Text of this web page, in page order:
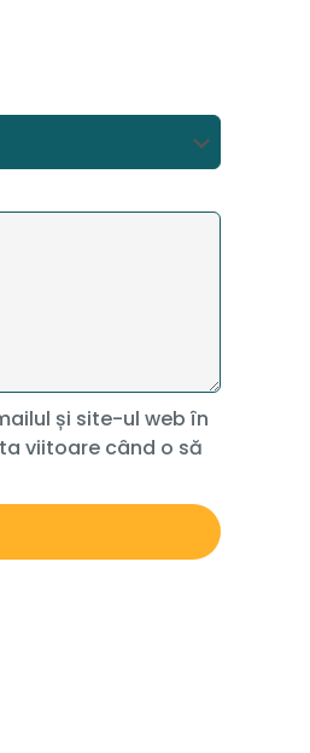
și site-ul web în
viitoare când o să